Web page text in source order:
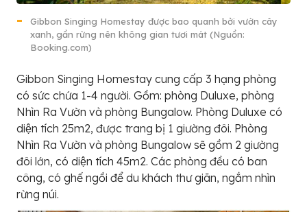
Gibbon Singing Homestay được bao quanh bởi vườn cây
xanh, gần rừng nên không gian tươi mát (Nguồn:
Booking.com)
Gibbon Singing Homestay cung cấp 3 hạng phòng
có sức chứa 1-4 người. Gồm: phòng Duluxe, phòng
Nhìn Ra Vườn và phòng Bungalow. Phòng Duluxe có
diện tích 25m2, được trang bị 1 giường đôi. Phòng
Nhìn Ra Vườn và phòng Bungalow sẽ gồm 2 giường
đôi lớn, có diện tích 45m2. Các phòng đều có ban
công, có ghế ngồi để du khách thư giãn, ngắm nhìn
rừng núi.